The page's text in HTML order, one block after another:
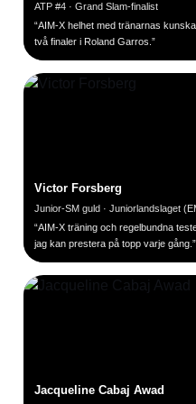
ATP #4 · Grand Slam-finalist
“AIM-X helhet med tränarnas
två finaler i Roland Garros.”
Victor Forsberg
Junior-SM guld · Juniorlandslaget
“AIM-X träning och regelbundna
jag kan prestera på topp varje gång.”
Jacqueline Cabaj Awad